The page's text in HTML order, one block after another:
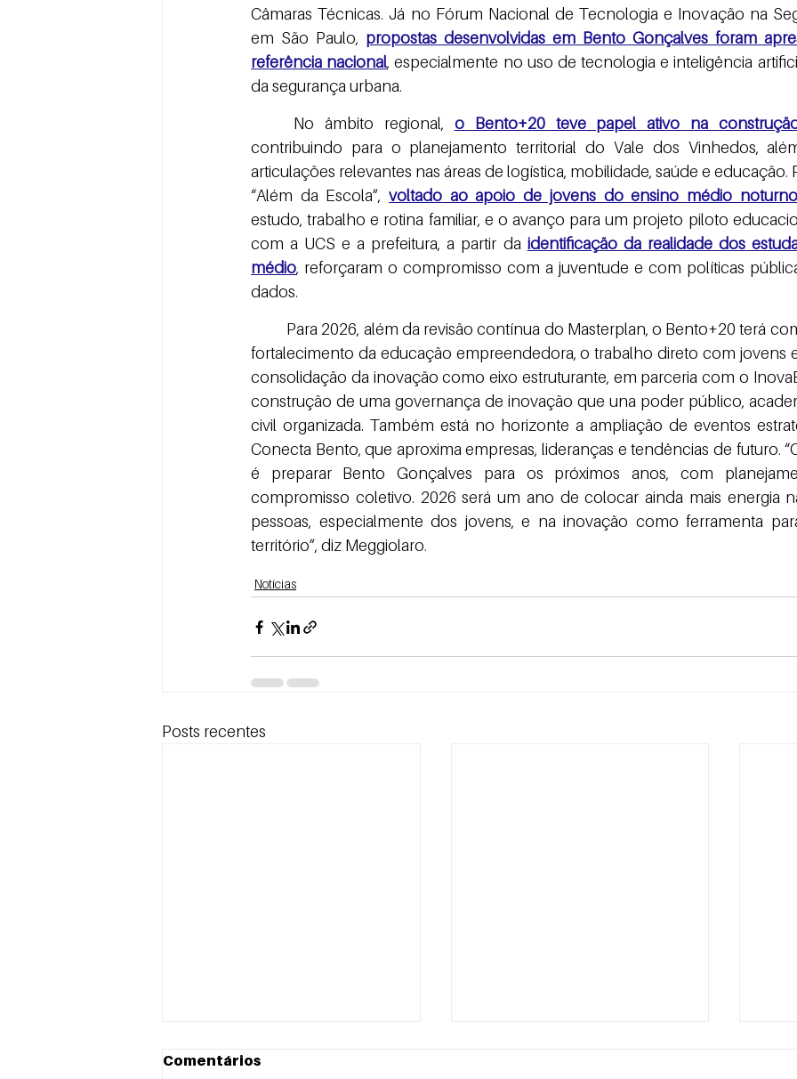
Câmaras Técnicas. Já no Fórum Nacional de Tecnologia e Inovação na
em São Paulo, propostas desenvolvidas em Bento Gonçalves foram
referência nacional, especialmente no uso de tecnologia e inteligência
da segurança urbana.
	No âmbito regional,
o Bento+20 teve papel ativo na
contribuindo para o planejamento territorial do Vale dos Vinhedos,
articulações relevantes nas áreas de logística, mobilidade, saúde e
“Além da Escola”, voltado ao apoio de jovens do ensino médio noturno
estudo, trabalho e rotina familiar, e o avanço para um projeto piloto
com a UCS e a prefeitura, a partir da identificação da realidade dos
médio, reforçaram o compromisso com a juventude e com políticas
dados.
fortalecimento da educação empreendedora, o trabalho direto com jovens
consolidação da inovação como eixo estruturante, em parceria com o
construção de uma governança de inovação que una poder público,
civil organizada. Também está no horizonte a ampliação de eventos
Conecta Bento, que aproxima empresas, lideranças e tendências de futuro.
é preparar Bento Gonçalves para os próximos anos, com
compromisso coletivo. 2026 será um ano de colocar ainda mais energia
pessoas, especialmente dos jovens, e na inovação como ferramenta
território”, diz Meggiolaro.
Notícias
Posts recentes
Comentários